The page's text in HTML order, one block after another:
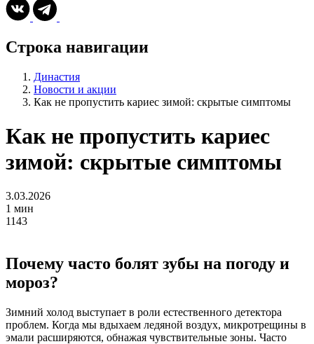
Строка навигации
Династия
Новости и акции
Как не пропустить кариес зимой: скрытые симптомы
Как не пропустить кариес
зимой: скрытые симптомы
3.03.2026
1 мин
1143
Почему часто болят зубы на погоду и
мороз?
Зимний холод выступает в роли естественного детектора
проблем. Когда мы вдыхаем ледяной воздух, микротрещины в
эмали расширяются, обнажая чувствительные зоны. Часто